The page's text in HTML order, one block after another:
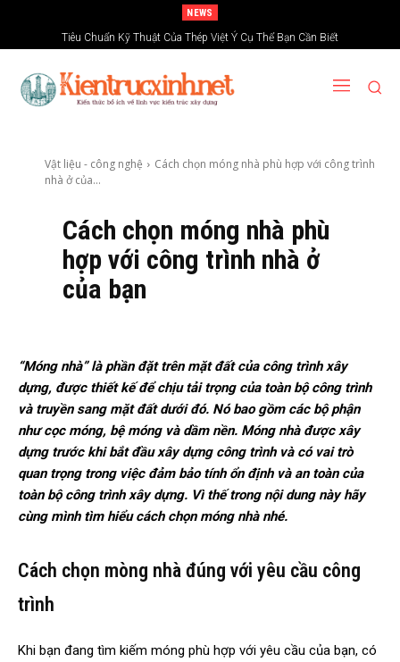
NEWS
Tiêu Chuẩn Kỹ Thuật Của Thép Việt Ý Cụ Thể Bạn Cần Biết
Vật liệu - công nghệ
Cách chọn móng nhà phù hợp với công trình
nhà ở của...
Cách chọn móng nhà phù
hợp với công trình nhà ở
của bạn
“Móng nhà” là phần đặt trên mặt đất của công trình xây
dựng, được thiết kế để chịu tải trọng của toàn bộ công trình
và truyền sang mặt đất dưới đó. Nó bao gồm các bộ phận
như cọc móng, bệ móng và dầm nền. Móng nhà được xây
dựng trước khi bắt đầu xây dựng công trình và có vai trò
quan trọng trong việc đảm bảo tính ổn định và an toàn của
toàn bộ công trình xây dựng. Vì thế trong nội dung này hãy
cùng mình tìm hiểu cách chọn móng nhà nhé.
Cách chọn mòng nhà đúng với yêu cầu công
trình
Khi bạn đang tìm kiếm móng phù hợp với yêu cầu của bạn, có